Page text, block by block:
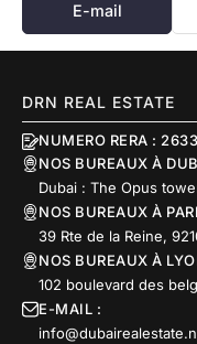
E-mail
DRN REAL ESTATE
NUMERO RERA :
NOS BUREAUX À
Dubai : The Opus
NOS BUREAUX À
39 Rte de la Reine,
NOS BUREAUX À
102 boulevard des
E-MAIL :